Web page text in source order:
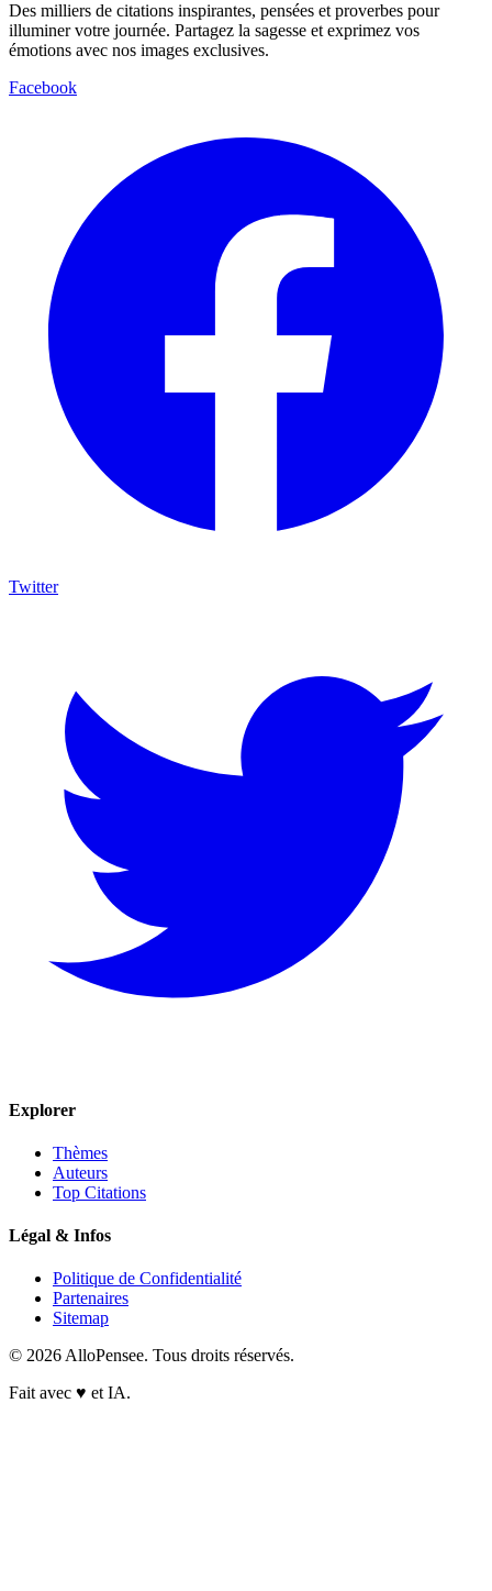
Des milliers de citations inspirantes, pensées et proverbes pour
illuminer votre journée. Partagez la sagesse et exprimez vos
émotions avec nos images exclusives.
Facebook
Twitter
Explorer
Thèmes
Auteurs
Top Citations
Légal & Infos
Politique de Confidentialité
Partenaires
Sitemap
© 2026 AlloPensee. Tous droits réservés.
Fait avec ♥ et IA.